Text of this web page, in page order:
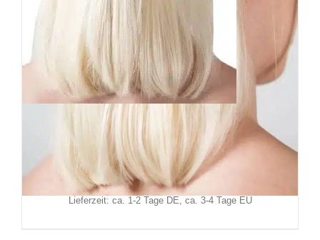
Killstar Haarnadel Goddess
Inkl. MwSt.
zzgl.Versand
Lieferzeit: ca. 1-2 Tage DE, ca. 3-4 Tage EU